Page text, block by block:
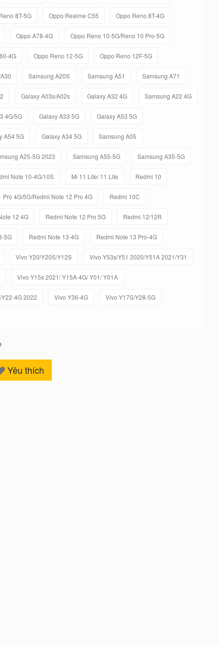
8T-5G Oppo Realme C55 Oppo Reno 8T-4G
Oppo A78-4G Oppo Reno 10-5G/Reno 10 Pro-5G
4G Oppo Reno 12-5G Oppo Reno 12F-5G
Samsung A20S Samsung A51 Samsung A71
Galaxy A03s/A02s Galaxy A32 4G Samsung A22 4G
4G/5G Galaxy A33 5G Galaxy A53 5G
A54 5G Galaxy A34 5G Samsung A05
A25-5G 2023 Samsung A55-5G Samsung A35-5G
Note 10-4G/10S Mi 11 Lite/ 11 Lite Redmi 10
Pro 4G/5G/Redmi Note 12 Pro 4G Redmi 10C
12 4G Redmi Note 12 Pro 5G Redmi 12/12R
5G Redmi Note 13-4G Redmi Note 13 Pro-4G
Vivo Y20/Y20S/Y12S Vivo Y53s/Y51 2020/Y51A 2021/Y31
Vivo Y15s 2021/ Y15A-4G/ Y01/ Y01A
4G 2022 Vivo Y36-4G Vivo Y17S/Y28-5G
Yêu thích